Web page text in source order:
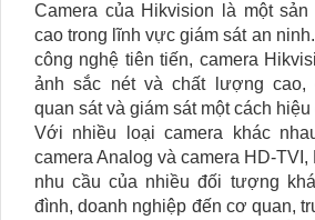
Camera của Hikvision là một
cao trong lĩnh vực giám sát an
công nghệ tiên tiến, camera
ảnh sắc nét và chất lượng cao,
quan sát và giám sát một cách hiệu
Với nhiều loại camera khác
camera Analog và camera HD-
nhu cầu của nhiều đối tượng
đình, doanh nghiệp đến cơ quan,